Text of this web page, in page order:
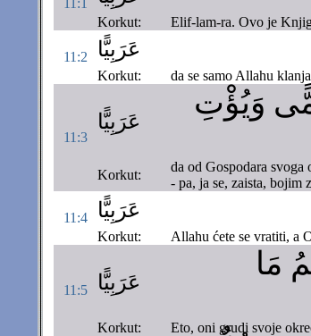
11:1
Korkut: Elif-lam-ra. Ovo je
11:2 عَرَبِيًّا
Korkut: da se samo Allahu
11:3
عَرَبِيًّا
وَيُؤْتِ
Korkut:
da od Gospodara svoga
- pa, ja se, zaista, bojim
11:4 عَرَبِيًّا
Korkut: Allahu ćete se vratiti, a
11:5 عَرَبِيًّا
مَا
Korkut: Eto, oni grudi svoje